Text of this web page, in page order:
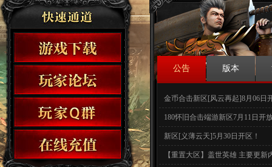
公告 版本
金币合击新区[风云再起]8月06日
180怀旧合击端游新区7月11日开
新区[义薄云天]5月30日开区！
【重置大区】盖世英雄 主要更新